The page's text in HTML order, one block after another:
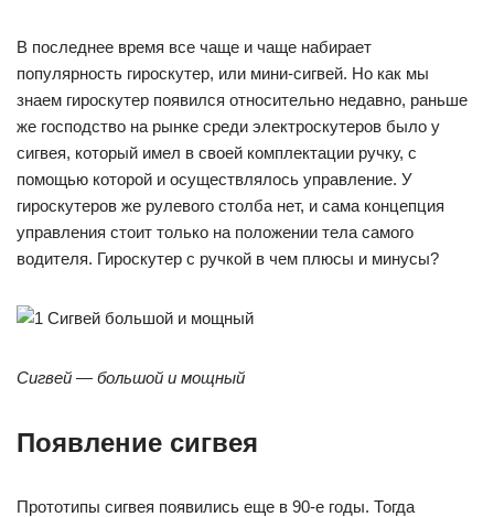
В последнее время все чаще и чаще набирает
популярность гироскутер, или мини-сигвей. Но как мы
знаем гироскутер появился относительно недавно, раньше
же господство на рынке среди электроскутеров было у
сигвея, который имел в своей комплектации ручку, с
помощью которой и осуществлялось управление. У
гироскутеров же рулевого столба нет, и сама концепция
управления стоит только на положении тела самого
водителя. Гироскутер с ручкой в чем плюсы и минусы?
Сигвей — большой и мощный
Появление сигвея
Прототипы сигвея появились еще в 90-е годы. Тогда